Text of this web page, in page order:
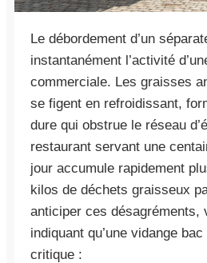
Le débordement d’un
instantanément l’activité
commerciale. Les graisses
se figent en refroidissant,
dure qui obstrue le réseau
restaurant servant une
jour accumule rapidement
kilos de déchets graisseux
anticiper ces désagréments,
indiquant qu’une vidange
critique :